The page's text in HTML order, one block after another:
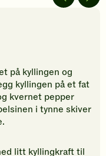
5
din
på kyllingen og
kyllingen på et fat
kvernet pepper
i tynne skiver
litt kyllingkraft til